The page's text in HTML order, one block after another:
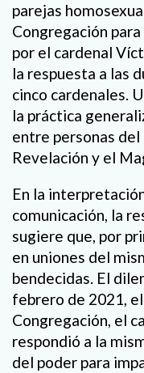
parejas
Congregación
por el cardenal
la respuesta a las
cinco cardenales.
la práctica
entre personas del
Revelación y el
En la
comunicación, la
sugiere que, por
en uniones del
bendecidas. El
febrero de 2021,
Congregación, el
respondió a la
del poder para